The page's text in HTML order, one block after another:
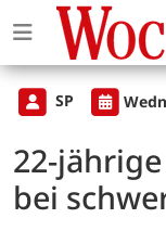
SP
22-
bei